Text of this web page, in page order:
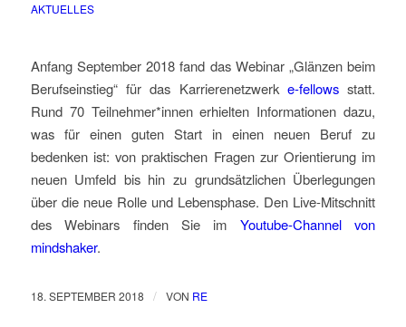
AKTUELLES
Anfang September 2018 fand das Webinar „Glänzen beim
Berufseinstieg“ für das Karrierenetzwerke-fellows statt.
Rund 70 Teilnehmer*innen erhielten Informationen dazu,
was für einen guten Start in einen neuen Beruf zu
bedenken ist: von praktischen Fragen zur Orientierung im
neuen Umfeld bis hin zu grundsätzlichen Überlegungen
über die neue Rolle und Lebensphase. Den Live-Mitschnitt
des Webinars finden Sie im Youtube-Channel von
mindshaker.
18. SEPTEMBER 2018 / VON RE